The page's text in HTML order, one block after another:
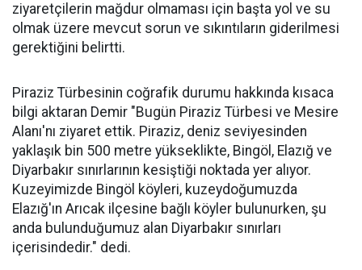
ziyaretçilerin mağdur olmaması için başta yol ve su
olmak üzere mevcut sorun ve sıkıntıların giderilmesi
gerektiğini belirtti.
Piraziz Türbesinin coğrafik durumu hakkında kısaca
bilgi aktaran Demir "Bugün Piraziz Türbesi ve Mesire
Alanı'nı ziyaret ettik. Piraziz, deniz seviyesinden
yaklaşık bin 500 metre yükseklikte, Bingöl, Elazığ ve
Diyarbakır sınırlarının kesiştiği noktada yer alıyor.
Kuzeyimizde Bingöl köyleri, kuzeydoğumuzda
Elazığ'ın Arıcak ilçesine bağlı köyler bulunurken, şu
anda bulunduğumuz alan Diyarbakır sınırları
içerisindedir." dedi.